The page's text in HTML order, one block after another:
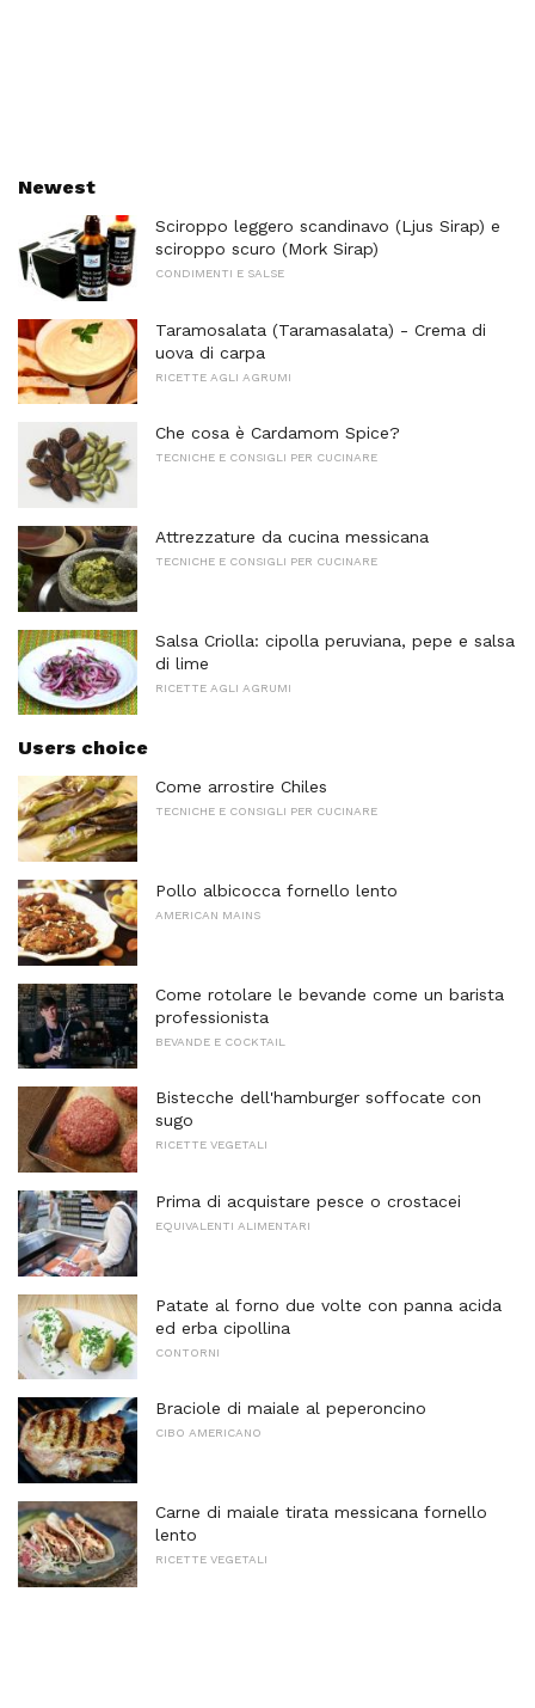
Newest
Sciroppo leggero scandinavo (Ljus Sirap) e
sciroppo scuro (Mork Sirap)
CONDIMENTI E SALSE
Taramosalata (Taramasalata) - Crema di
uova di carpa
RICETTE AGLI AGRUMI
Che cosa è Cardamom Spice?
TECNICHE E CONSIGLI PER CUCINARE
Attrezzature da cucina messicana
TECNICHE E CONSIGLI PER CUCINARE
Salsa Criolla: cipolla peruviana, pepe e salsa
di lime
RICETTE AGLI AGRUMI
Users choice
Come arrostire Chiles
TECNICHE E CONSIGLI PER CUCINARE
Pollo albicocca fornello lento
AMERICAN MAINS
Come rotolare le bevande come un barista
professionista
BEVANDE E COCKTAIL
Bistecche dell'hamburger soffocate con
sugo
RICETTE VEGETALI
Prima di acquistare pesce o crostacei
EQUIVALENTI ALIMENTARI
Patate al forno due volte con panna acida
ed erba cipollina
CONTORNI
Braciole di maiale al peperoncino
CIBO AMERICANO
Carne di maiale tirata messicana fornello
lento
RICETTE VEGETALI